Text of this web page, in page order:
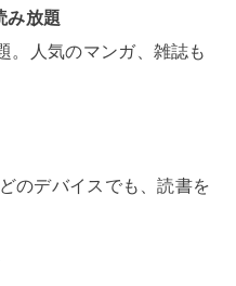
放題
。人気のマンガ、雑誌も
のデバイスでも、読書を